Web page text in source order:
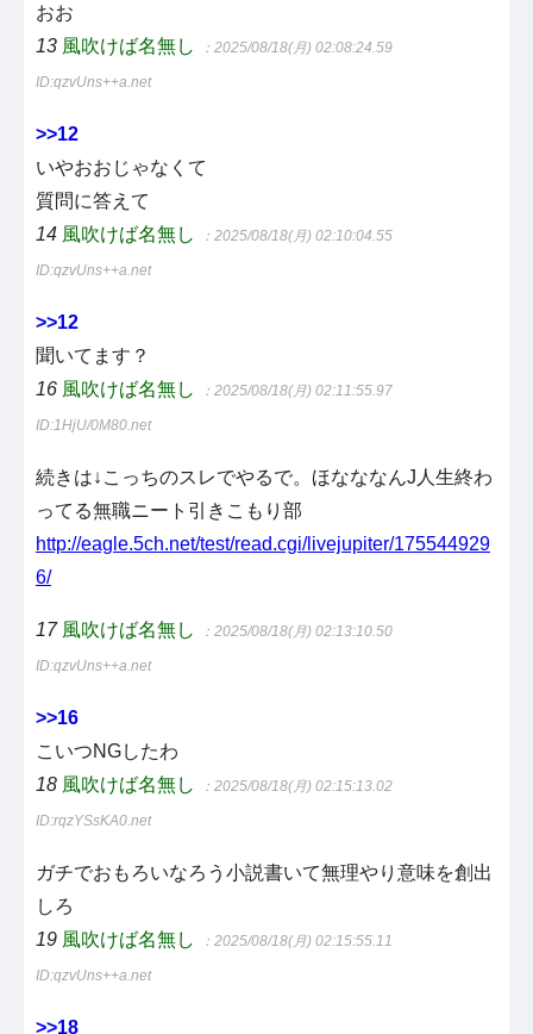
おお
13 風吹けば名無し ：2025/08/18(月) 02:08:24.59
ID:qzvUns++a.net
>>12
いやおおじゃなくて
質問に答えて
14 風吹けば名無し ：2025/08/18(月) 02:10:04.55
ID:qzvUns++a.net
>>12
聞いてます？
16 風吹けば名無し ：2025/08/18(月) 02:11:55.97
ID:1HjU/0M80.net
続きは↓こっちのスレでやるで。ほなななんJ人生終わ
ってる無職ニート引きこもり部
http://eagle.5ch.net/test/read.cgi/livejupiter/175544929
6/
17 風吹けば名無し ：2025/08/18(月) 02:13:10.50
ID:qzvUns++a.net
>>16
こいつNGしたわ
18 風吹けば名無し ：2025/08/18(月) 02:15:13.02
ID:rqzYSsKA0.net
ガチでおもろいなろう小説書いて無理やり意味を創出
しろ
19 風吹けば名無し ：2025/08/18(月) 02:15:55.11
ID:qzvUns++a.net
>>18